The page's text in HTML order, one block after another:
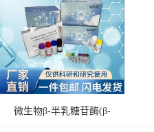
微生物β-半乳糖苷酶(β-